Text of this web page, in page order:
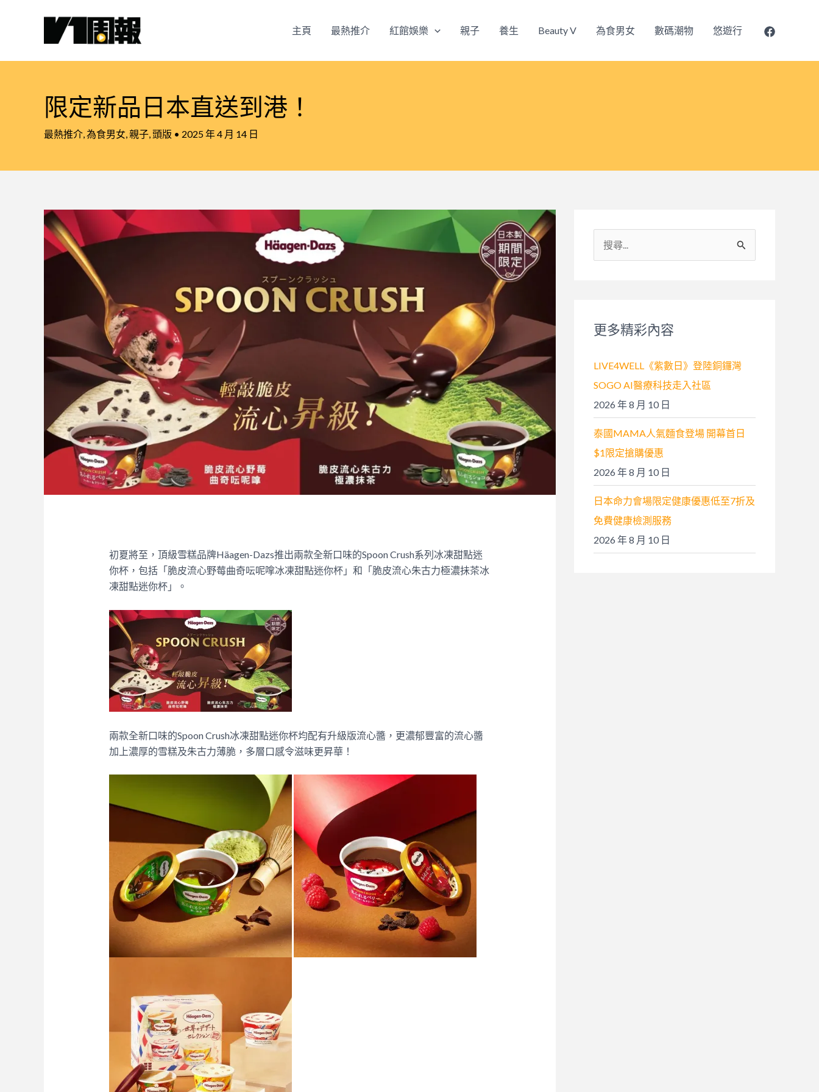
主頁 最熱推介 紅館娛樂 親子 養生 Beauty V 為食男女 數碼潮物 悠遊行
限定新品日本直送到港！
最熱推介 為食男女 親子 頭版 • 2025 年 4 月 14 日
初夏將至，頂級雪糕品牌Häagen-Dazs推出兩款全新口味的Spoon Crush系列冰凍甜點迷
你杯，包括「脆皮流心野莓曲奇呍呢嗱冰凍甜點迷你杯」和「脆皮流心朱古力極濃抺茶冰
凍甜點迷你杯」。
兩款全新口味的Spoon Crush冰凍甜點迷你杯均配有升級版流心醬，更濃郁豐富的流心醬
加上濃厚的雪糕及朱古力薄脆，多層口感令滋味更昇華！
尋
:更多精彩內容
LIVE4WELL《紫數日》登陸銅鑼灣
SOGO AI醫療科技走入社區
2026 年 8 月 10 日
泰國MAMA人氣麵食登場 開幕首日
$1限定搶購優惠
2026 年 8 月 10 日
日本命力會場限定健康優惠低至7折及
免費健康檢測服務
2026 年 8 月 10 日